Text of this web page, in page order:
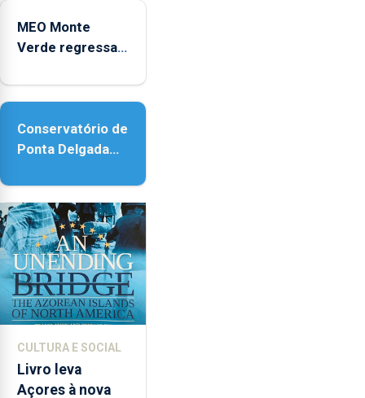
MEO Monte
Verde regressa
acessibilidade
Conservatório de
Ponta Delgada
novos
instrumentos
CULTURA E SOCIAL
Livro leva
Açores à nova